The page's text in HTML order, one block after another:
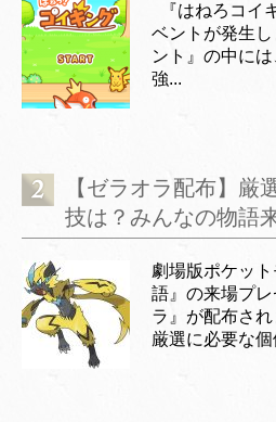
『はねろコイ
ベントが発生
ント』の中に
強...
【ゼラオラ配布】厳
技は？みんなの物語
劇場版ポケッ
語』の来場プ
ラ』が配布さ
厳選に必要な